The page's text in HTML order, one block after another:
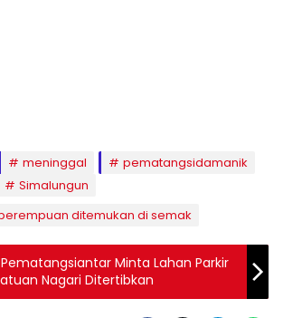
meninggal
pematangsidamanik
Simalungun
ditemukan di semak
Minta Lahan Parkir
Nagari Ditertibkan